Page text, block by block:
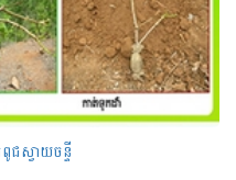
ជស្វាយចន្ទី